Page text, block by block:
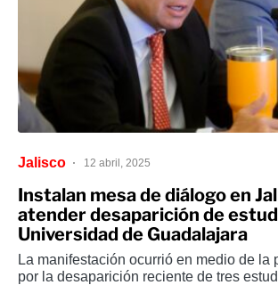
Jalisco 12 abril, 2025
Instalan mesa de diálogo en
atender desaparición de
Universidad de Guadalajara
La manifestación ocurrió en medio de la
por la desaparición reciente de tres